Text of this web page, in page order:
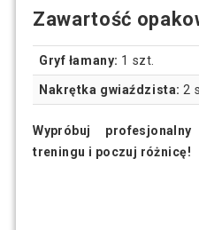
Zawartość
Gryf łamany: 1 szt.
Nakrętka gwiaździsta: 2
Wypróbuj
treningu i poczuj różnicę!